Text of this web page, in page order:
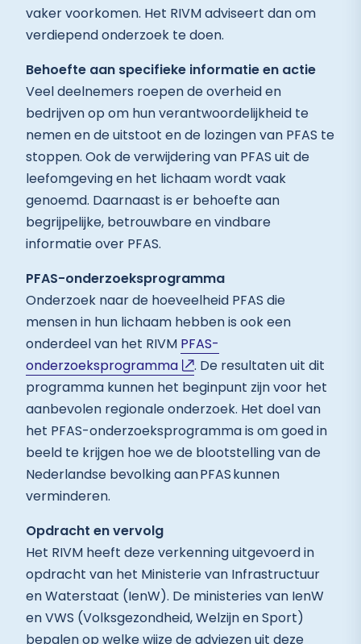
vaker voorkomen. Het RIVM adviseert dan om
verdiepend onderzoek te doen.
Behoefte aan specifieke informatie en actie
Veel deelnemers roepen de overheid en
bedrijven op om hun verantwoordelijkheid te
nemen en de uitstoot en de lozingen van PFAS te
stoppen. Ook de verwijdering van PFAS uit de
leefomgeving en het lichaam wordt vaak
genoemd. Daarnaast is er behoefte aan
begrijpelijke, betrouwbare en vindbare
informatie over PFAS.
PFAS-onderzoeksprogramma
Onderzoek naar de hoeveelheid PFAS die
mensen in hun lichaam hebben is ook een
onderdeel van het RIVM PFAS-
onderzoeksprogramma
. De resultaten uit dit
programma kunnen het beginpunt zijn voor het
aanbevolen regionale onderzoek. Het doel van
het PFAS-onderzoeksprogramma is om goed in
beeld te krijgen hoe we de blootstelling van de
Nederlandse bevolking aan PFAS kunnen
verminderen.
Opdracht en vervolg
Het RIVM heeft deze verkenning uitgevoerd in
opdracht van het Ministerie van Infrastructuur
en Waterstaat (IenW). De ministeries van IenW
en VWS (Volksgezondheid, Welzijn en Sport)
bepalen op welke wijze de adviezen uit deze